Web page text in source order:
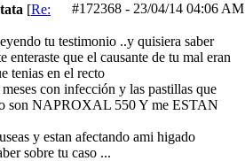
#172368 - 23/04/14 04:06 AM
[Re:
tu testimonio ..y quisiera saber
enteraste que el causante de tu mal eran
tenias en el recto
con infección y las pastillas que
son NAPROXAL 550 Y me ESTAN
y estan afectando ami higado
sobre tu caso ...